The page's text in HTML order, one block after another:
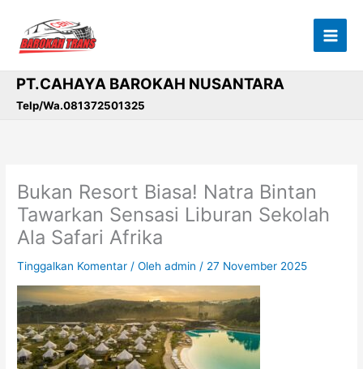
konten
PT.CAHAYA BAROKAH NUSANTARA
Telp/Wa.081372501325
Bukan Resort Biasa! Natra Bintan
Tawarkan Sensasi Liburan Sekolah
Ala Safari Afrika
Tinggalkan Komentar / Olehadmin / 27 November 2025